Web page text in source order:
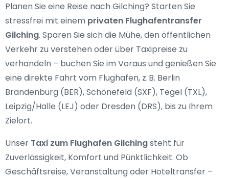
Planen Sie eine Reise nach Gilching? Starten Sie
stressfrei mit einem privaten Flughafentransfer
Gilching. Sparen Sie sich die Mühe, den öffentlichen
Verkehr zu verstehen oder über Taxipreise zu
verhandeln – buchen Sie im Voraus und genießen Sie
eine direkte Fahrt vom Flughafen, z. B. Berlin
Brandenburg (BER), Schönefeld (SXF), Tegel (TXL),
Leipzig/Halle (LEJ) oder Dresden (DRS), bis zu Ihrem
Zielort.
Unser Taxi zum Flughafen Gilchingsteht für
Zuverlässigkeit, Komfort und Pünktlichkeit. Ob
Geschäftsreise, Veranstaltung oder Hoteltransfer –